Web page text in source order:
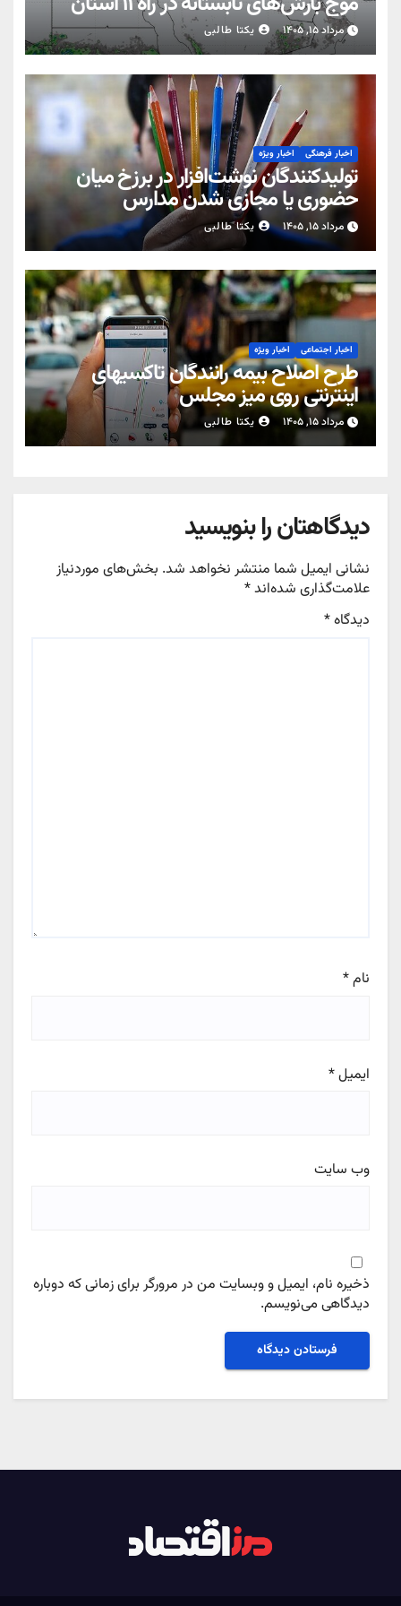
مرداد ۱۵, ۱۴۰۵ یکتا طالبی
اخبار فرهنگی اخبار ویژه
تولیدکنندگان نوشت‌افزار در برزخ میان
حضوری یا مجازی شدن مدارس
مرداد ۱۵, ۱۴۰۵ یکتا طالبی
اخبار اجتماعی اخبار ویژه
طرح اصلاح بیمه رانندگان تاکسیهای
اینترنتی روی میز مجلس
مرداد ۱۵, ۱۴۰۵ یکتا طالبی
دیدگاهتان را بنویسید
نشانی ایمیل شما منتشر نخواهد شد. بخش‌های موردنیاز
علامت‌گذاری شده‌اند*
دیدگاه*
نام*
ایمیل*
وب‌ سایت
ذخیره نام، ایمیل و وبسایت من در مرورگر برای زمانی که دوباره
دیدگاهی می‌نویسم.